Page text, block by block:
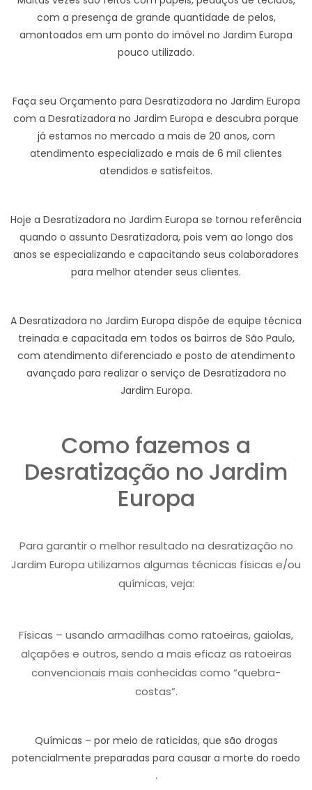
com a presença de grande quantidade de pelos,
amontoados em um ponto do imóvel no Jardim Europa
pouco utilizado.
Faça seu Orçamento para Desratizadora no Jardim Europa
com a Desratizadora no Jardim Europa e descubra porque
já estamos no mercado a mais de 20 anos, com
atendimento especializado e mais de 6 mil clientes
atendidos e satisfeitos.
Hoje a Desratizadora no Jardim Europa se tornou referência
quando o assunto Desratizadora, pois vem ao longo dos
anos se especializando e capacitando seus colaboradores
para melhor atender seus clientes.
A Desratizadora no Jardim Europa dispõe de equipe técnica
treinada e capacitada em todos os bairros de São Paulo,
com atendimento diferenciado e posto de atendimento
avançado para realizar o serviço de Desratizadora no
Jardim Europa.
Como fazemos a
Desratização no Jardim
Europa
Para garantir o melhor resultado na desratização no
Jardim Europa utilizamos algumas técnicas físicas e/ou
químicas, veja:
Físicas – usando armadilhas como ratoeiras, gaiolas,
alçapões e outros, sendo a mais eficaz as ratoeiras
convencionais mais conhecidas como “quebra-
costas”.
Químicas – por meio de raticidas, que são drogas
potencialmente preparadas para causar a morte do roedo
.